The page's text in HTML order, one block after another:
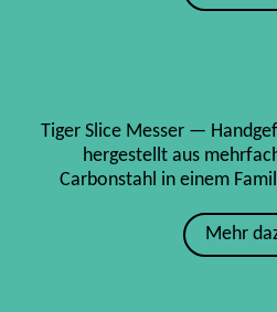
Tiger Slice Messer —
hergestellt aus
Carbonstahl in einem
Mehr